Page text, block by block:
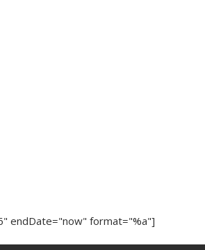
endDate="now" format="%a"]